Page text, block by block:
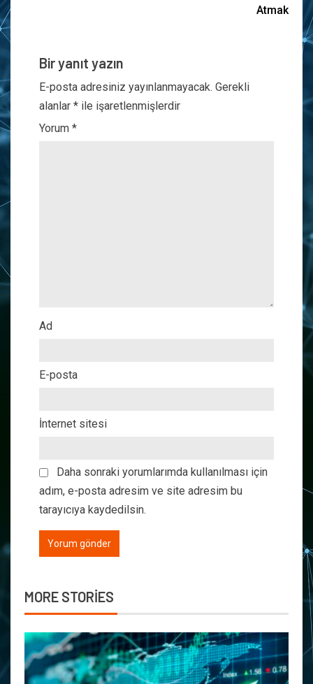
Atmak
Bir yanıt yazın
E-posta adresiniz yayınlanmayacak. Gerekli
alanlar * ile işaretlenmişlerdir
Yorum *
Ad
E-posta
İnternet sitesi
Daha sonraki yorumlarımda kullanılması için
adım, e-posta adresim ve site adresim bu
tarayıcıya kaydedilsin.
MORE STORIES